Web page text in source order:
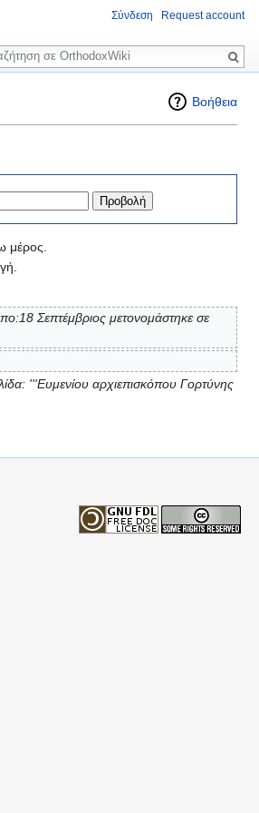
Βοήθεια
μέρος.
Σεπτέμβριος μετονομάστηκε σε
'''Ευμενίου αρχιεπισκόπου Γορτύνης
Σύνδεση Request account